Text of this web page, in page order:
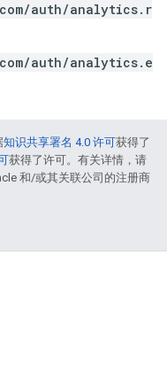
auth/analytics.r
auth/analytics.e
知识共享署名 4.0 许可获得了
获得了许可。有关详情，请
和/或其关联公司的注册商